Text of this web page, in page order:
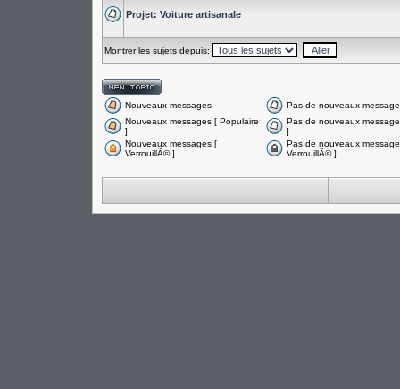
Projet: Voiture artisanale
Montrer les sujets depuis:
Nouveaux messages
Pas de nouveaux
Nouveaux messages [ Populaire
]
Pas de nouveaux
]
Nouveaux messages [
VerrouillÃ© ]
Pas de nouveaux
VerrouillÃ© ]